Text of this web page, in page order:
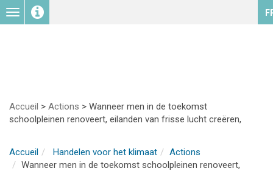
Toggle
navigation
Accueil > Actions > Wanneer men in de toekomst
schoolpleinen renoveert, eilanden van frisse lucht creëren,
Accueil Handelen voor het klimaat
Actions
Wanneer men in de toekomst schoolpleinen renoveert,